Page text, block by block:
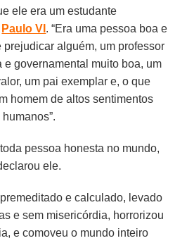
ele era um estudante
Paulo VI . “Era uma pessoa boa e
prejudicar alguém, um professor
e governamental muito boa, um
um pai exemplar e, o que
homem de altos sentimentos
pessoa honesta no mundo,
ele.
e calculado, levado
e sem misericórdia, horrorizou
e comoveu o mundo inteiro